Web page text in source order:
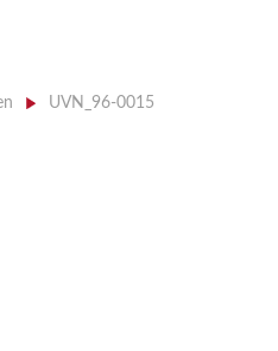
> UVN_96-0015